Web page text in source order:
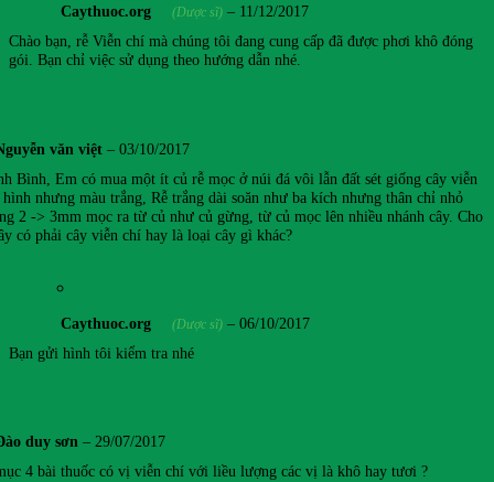
Caythuoc.org (Dược sĩ) – 11/12/2017
Chào bạn, rễ Viễn chí mà chúng tôi đang cung cấp đã được phơi khô đóng
gói. Bạn chỉ việc sử dụng theo hướng dẫn nhé.
văn việt – 03/10/2017
Bình, Em có mua một ít củ rễ mọc ở núi đá vôi lẫn đất sét giống cây viễn
nhưng màu trắng, Rễ trắng dài soăn như ba kích nhưng thân chỉ nhỏ
2 -> 3mm mọc ra từ củ như củ gừng, từ củ mọc lên nhiều nhánh cây. Cho
có phải cây viễn chí hay là loại cây gì khác?
Caythuoc.org (Dược sĩ) – 06/10/2017
Bạn gửi hình tôi kiểm tra nhé
duy sơn – 29/07/2017
4 bài thuốc có vị viễn chí với liều lượng các vị là khô hay tươi ?